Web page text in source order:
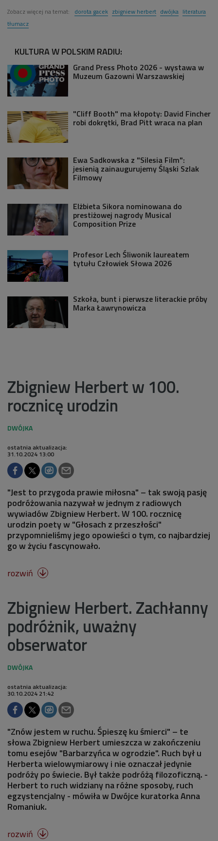
Zobacz więcej na temat: dorota gacek zbigniew herbert dwójka literatura
tłumacz
KULTURA W POLSKIM RADIU:
Grand Press Photo 2026 - wystawa w
Muzeum Gazowni Warszawskiej
"Cliff Booth" ma kłopoty: David Fincher
robi dokrętki, Brad Pitt wraca na plan
Ewa Sadkowska z "Silesia Film":
jesienią zainaugurujemy Śląski Szlak
Filmowy
Elżbieta Sikora nominowana do
prestiżowej nagrody Musical
Composition Prize
Profesor Lech Śliwonik laureatem
tytułu Człowiek Słowa 2026
Szkoła, bunt i pierwsze literackie próby
Marka Ławrynowicza
Zbigniew Herbert w 100.
rocznicę urodzin
ostatnia aktualizacja:
31.10.2024 13:00
"Jest to przygoda prawie miłosna" – tak swoją pasję
podróżowania nazywał w jednym z radiowych
wywiadów Zbigniew Herbert. W 100. rocznicę
urodzin poety w "Głosach z przeszłości"
przypomnieliśmy jego opowieści o tym, co najbardziej
go w życiu fascynowało.
rozwiń 
Zbigniew Herbert. Zachłanny
podróżnik, uważny
obserwator
ostatnia aktualizacja:
30.10.2024 21:42
"Znów jestem w ruchu. Śpieszę ku śmierci" – te
słowa Zbigniew Herbert umieszcza w zakończeniu
tomu esejów "Barbarzyńca w ogrodzie". Ruch był u
Herberta wielowymiarowy i nie oznaczał jedynie
podróży po świecie. Był także podróżą filozoficzną. -
Herbert to ruch widziany na różne sposoby, ruch
egzystencjalny - mówiła w Dwójce kuratorka Anna
Romaniuk.
rozwiń 